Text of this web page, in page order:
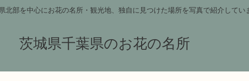
北部を中心にお花の名所・観光地、独自に見つけた場所を写真で紹介してい
茨城県千葉県のお花の名所